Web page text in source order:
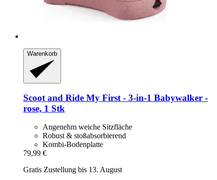
Warenkorb
Scoot and Ride My First -​ 3-​in-​1 Babywalker -​
rose, 1 Stk
Angenehm weiche Sitzfläche
Robust & stoßabsorbierend
Kombi-Bodenplatte
79,99 €
Gratis Zustellung bis 13. August